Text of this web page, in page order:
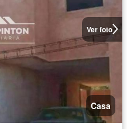
Ver foto
Casa